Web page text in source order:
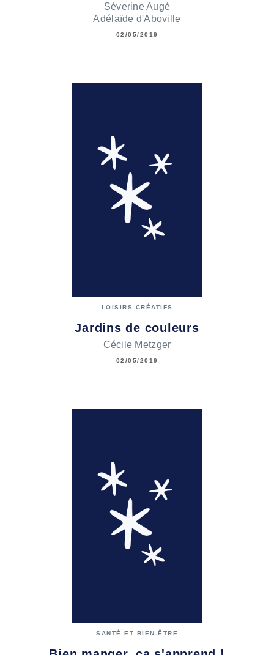
Séverine Augé
Adélaïde d'Aboville
02/05/2019
LOISIRS CRÉATIFS
Jardins de couleurs
Cécile Metzger
02/05/2019
SANTÉ ET BIEN-ÊTRE